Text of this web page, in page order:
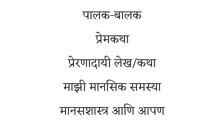
पालक-बालक
प्रेमकथा
प्रेरणादायी लेख/कथा
माझी मानसिक समस्या
मानसशास्त्र आणि आपण